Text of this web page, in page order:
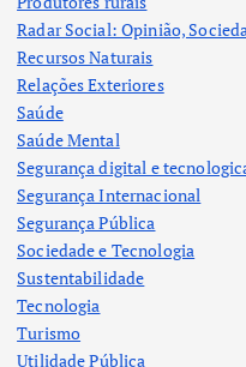
Radar Social: Opinião,
Recursos Naturais
Relações Exteriores
Saúde
Saúde Mental
Segurança digital e
Segurança Internacional
Segurança Pública
Sociedade e Tecnologia
Sustentabilidade
Tecnologia
Turismo
Utilidade Pública